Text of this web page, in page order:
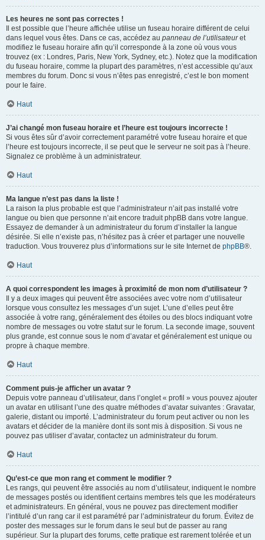
Les heures ne sont pas correctes !
Il est possible que l’heure affichée utilise un fuseau horaire différent de celui
dans lequel vous êtes. Dans ce cas, accédez au panneau de l’utilisateuret
modifiez le fuseau horaire afin qu’il corresponde à la zone où vous vous
trouvez (ex : Londres, Paris, New York, Sydney, etc.). Notez que la modification
du fuseau horaire, comme la plupart des paramètres, n’est accessible qu’aux
membres du forum. Donc si vous n’êtes pas enregistré, c’est le bon moment
pour le faire.
Haut
J’ai changé mon fuseau horaire et l’heure est toujours incorrecte !
Si vous êtes sûr d’avoir correctement paramétré votre fuseau horaire et que
l’heure est toujours incorrecte, il se peut que le serveur ne soit pas à l’heure.
Signalez ce problème à un administrateur.
Haut
Ma langue n’est pas dans la liste !
La raison la plus probable est que l’administrateur n’ait pas installé votre
langue ou bien que personne n’ait encore traduit phpBB dans votre langue.
Essayez de demander à un administrateur du forum d’installer la langue
désirée. Si elle n’existe pas, n’hésitez pas à créer et partager une nouvelle
traduction. Vous trouverez plus d’informations sur le site Internet de phpBB®.
Haut
A quoi correspondent les images à proximité de mon nom d’utilisateur ?
Il y a deux images qui peuvent être associées avec votre nom d’utilisateur
lorsque vous consultez les messages d’un sujet. L’une d’elles peut être
associée à votre rang, généralement des étoiles ou des blocs indiquant votre
nombre de messages ou votre statut sur le forum. La seconde image, souvent
plus grande, est connue sous le nom d’avatar et généralement est unique ou
propre à chaque membre.
Haut
Comment puis-je afficher un avatar ?
Depuis votre panneau d’utilisateur, dans l’onglet « profil » vous pouvez ajouter
un avatar en utilisant l’une des quatre méthodes d’avatar suivantes : Gravatar,
galerie, distant ou importé. L’administrateur du forum peut activer ou non les
avatars et décider de la manière dont ils sont mis à disposition. Si vous ne
pouvez pas utiliser d’avatar, contactez un administrateur du forum.
Haut
Qu’est-ce que mon rang et comment le modifier ?
Les rangs, qui peuvent être associés au nom d’utilisateur, indiquent le nombre
de messages postés ou identifient certains membres tels que les modérateurs
et administrateurs. En général, vous ne pouvez pas directement modifier
l’intitulé d’un rang car il est paramétré par l’administrateur du forum. Évitez de
poster des messages sur le forum dans le seul but de passer au rang
supérieur. Sur la plupart des forums, cette pratique est rarement tolérée et un